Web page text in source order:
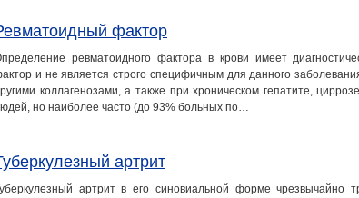
фактор
ревматоидного фактора в крови имеет
и не является строго специфичным для данного
коллагенозами, а также при хроническом гепатите,
но наиболее часто (до 93% больных по…
артрит
артрит в его синовиальной форме чрезвычайно